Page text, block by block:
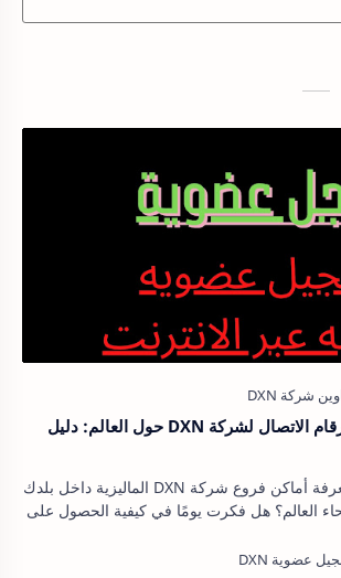
عناوين فروع وأرقام الاتصال لشركة DXN حول العالم: دليل
هل ترغب في معرفة أماكن فروع شركة DXN الماليزية داخل بلدك
أو في مختلف أنحاء العالم؟ هل فكرت يومًا في كيفية الحصول على